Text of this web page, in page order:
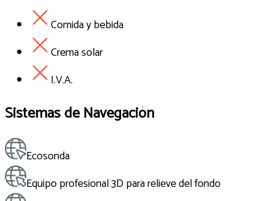
Comida y bebida
Crema solar
I.V.A.
Sistemas de Navegación
Ecosonda
Equipo profesional 3D para relieve del fondo